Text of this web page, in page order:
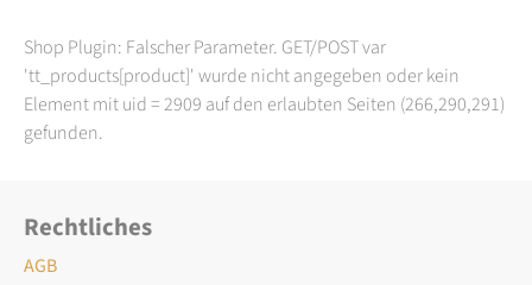
Shop Plugin: Falscher Parameter. GET/POST var
'tt_products[product]' wurde nicht angegeben oder kein
Element mit uid = 2909 auf den erlaubten Seiten (266,290,291)
gefunden.
Rechtliches
AGB